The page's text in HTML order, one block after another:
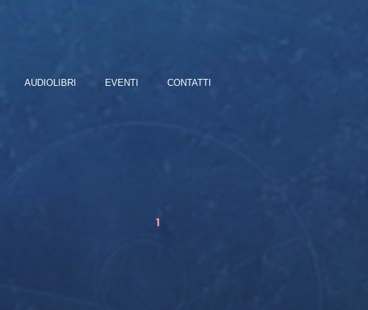
AUDIOLIBRI EVENTI CONTATTI
1